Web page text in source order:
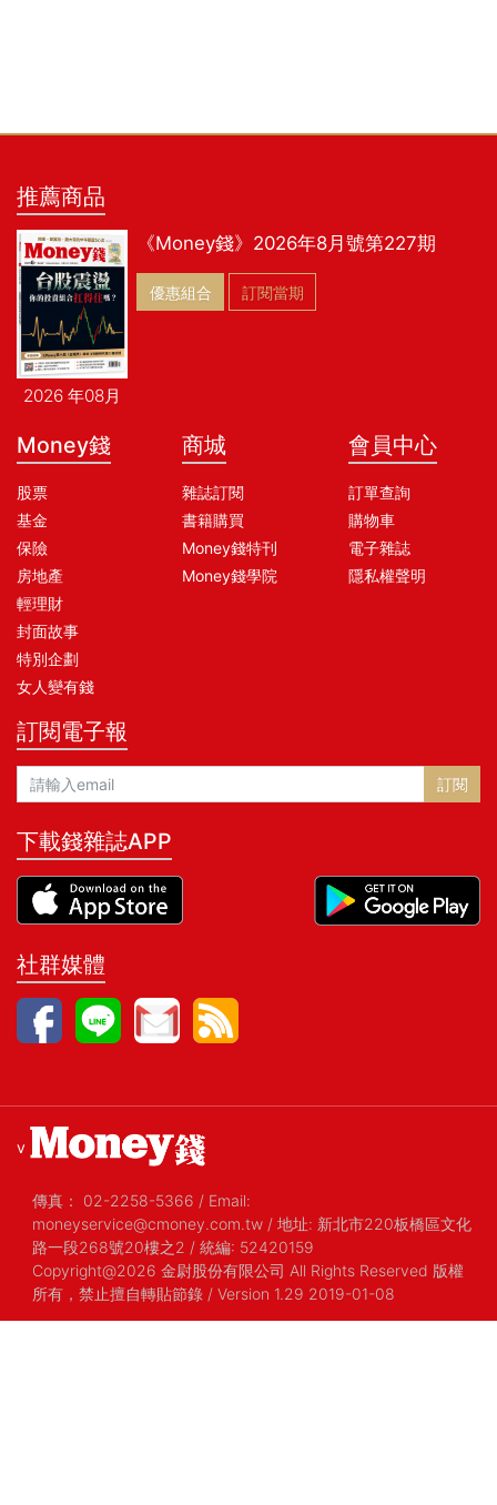
推薦商品
2026 年08月
《Money錢》2026年8月號第227期
優惠組合 訂閱當期
Money錢
股票
基金
保險
房地產
輕理財
封面故事
特別企劃
女人變有錢
商城
雜誌訂閱
書籍購買
Money錢特刊
Money錢學院
會員中心
訂單查詢
購物車
電子雜誌
隱私權聲明
訂閱電子報
訂閱
下載錢雜誌APP
社群媒體
v
傳真： 02-2258-5366 / Email:
moneyservice@cmoney.com.tw / 地址: 新北市220板橋區文化
路一段268號20樓之2 / 統編: 52420159
Copyright@2026 金尉股份有限公司 All Rights Reserved 版權
所有，禁止擅自轉貼節錄 / Version 1.29 2019-01-08